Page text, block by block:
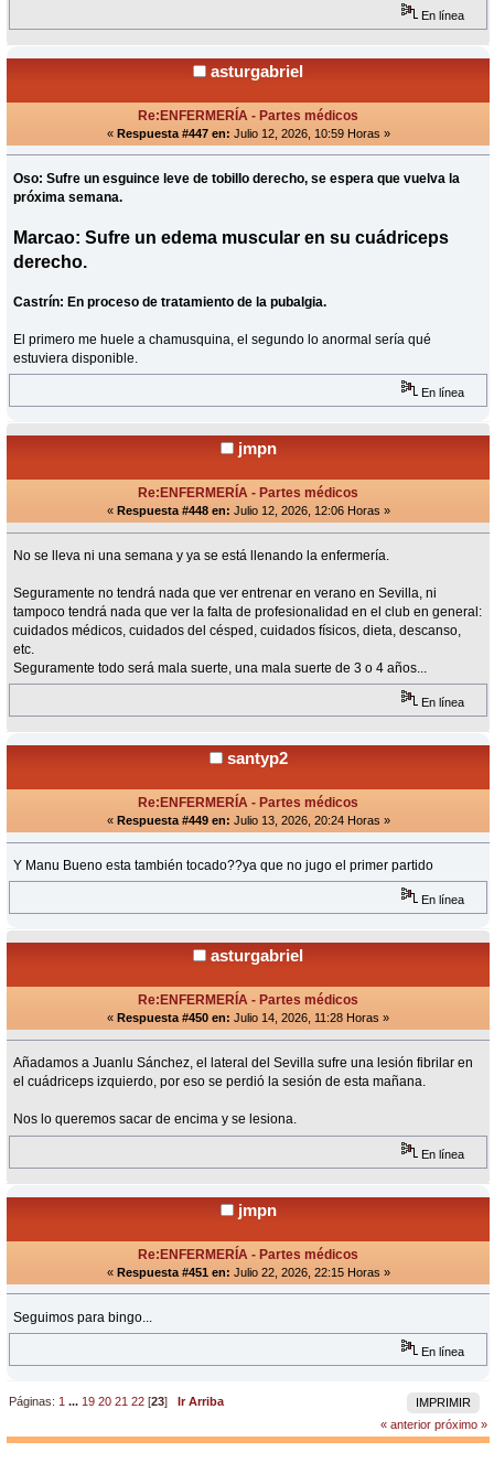
En línea
asturgabriel
Re:ENFERMERÍA - Partes médicos
« Respuesta #447 en: Julio 12, 2026, 10:59 Horas »
Oso: Sufre un esguince leve de tobillo derecho, se espera que vuelva la
próxima semana.
Marcao: Sufre un edema muscular en su cuádriceps
derecho.
Castrín: En proceso de tratamiento de la pubalgia.
El primero me huele a chamusquina, el segundo lo anormal sería qué
estuviera disponible.
En línea
jmpn
Re:ENFERMERÍA - Partes médicos
« Respuesta #448 en: Julio 12, 2026, 12:06 Horas »
No se lleva ni una semana y ya se está llenando la enfermería.
Seguramente no tendrá nada que ver entrenar en verano en Sevilla, ni
tampoco tendrá nada que ver la falta de profesionalidad en el club en general:
cuidados médicos, cuidados del césped, cuidados físicos, dieta, descanso,
etc.
Seguramente todo será mala suerte, una mala suerte de 3 o 4 años...
En línea
santyp2
Re:ENFERMERÍA - Partes médicos
« Respuesta #449 en: Julio 13, 2026, 20:24 Horas »
Y Manu Bueno esta también tocado??ya que no jugo el primer partido
En línea
asturgabriel
Re:ENFERMERÍA - Partes médicos
« Respuesta #450 en: Julio 14, 2026, 11:28 Horas »
Añadamos a Juanlu Sánchez, el lateral del Sevilla sufre una lesión fibrilar en
el cuádriceps izquierdo, por eso se perdió la sesión de esta mañana.
Nos lo queremos sacar de encima y se lesiona.
En línea
jmpn
Re:ENFERMERÍA - Partes médicos
« Respuesta #451 en: Julio 22, 2026, 22:15 Horas »
Seguimos para bingo...
En línea
IMPRIMIR
Páginas: 1 ... 19 20 21 22 [23]Ir Arriba
« anterior próximo »